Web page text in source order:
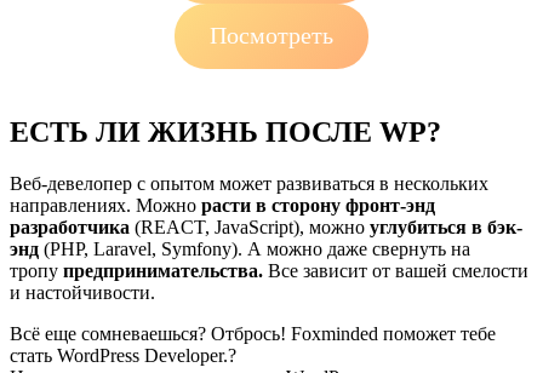
Посмотреть
ЕСТЬ ЛИ ЖИЗНЬ ПОСЛЕ WP?
Веб-девелопер с опытом может развиваться в нескольких
направлениях. Можно расти в сторону фронт-энд
разработчика (REACT, JavaScript), можно углубиться в бэк-
энд (РНР, Laravel, Symfony). А можно даже свернуть на
тропу предпринимательства. Все зависит от вашей смелости
и настойчивости.
Всё еще сомневаешься? Отбрось! Foxminded поможет тебе
стать WordPress Developer.?